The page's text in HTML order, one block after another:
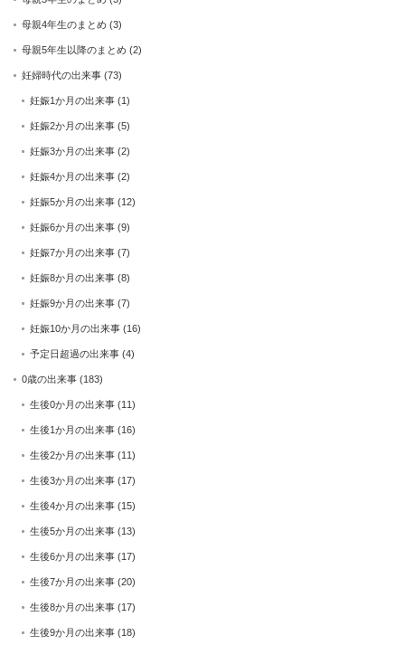
母親4年生のまとめ (3)
母親5年生以降のまとめ (2)
妊婦時代の出来事 (73)
妊娠1か月の出来事 (1)
妊娠2か月の出来事 (5)
妊娠3か月の出来事 (2)
妊娠4か月の出来事 (2)
妊娠5か月の出来事 (12)
妊娠6か月の出来事 (9)
妊娠7か月の出来事 (7)
妊娠8か月の出来事 (8)
妊娠9か月の出来事 (7)
妊娠10か月の出来事 (16)
予定日超過の出来事 (4)
0歳の出来事 (183)
生後0か月の出来事 (11)
生後1か月の出来事 (16)
生後2か月の出来事 (11)
生後3か月の出来事 (17)
生後4か月の出来事 (15)
生後5か月の出来事 (13)
生後6か月の出来事 (17)
生後7か月の出来事 (20)
生後8か月の出来事 (17)
生後9か月の出来事 (18)